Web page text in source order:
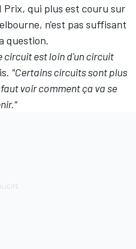
Prix, qui plus est couru sur
n'est pas suffisant
question.
circuit est loin d'un circuit
"Certains circuits sont plus
voir comment ça va se